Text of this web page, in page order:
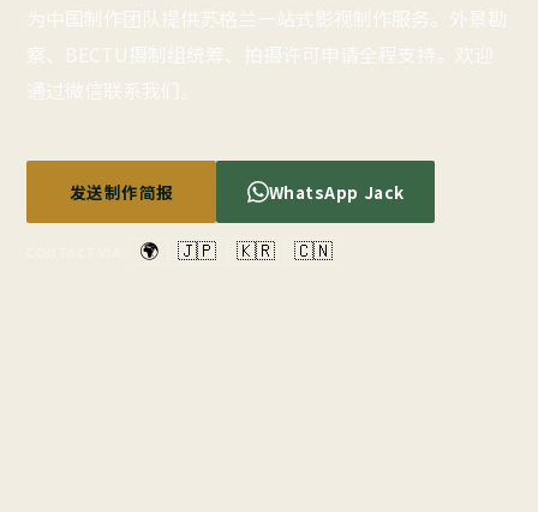
发送制作简报 WhatsApp Jack
🌍 🇯🇵 🇰🇷 🇨🇳